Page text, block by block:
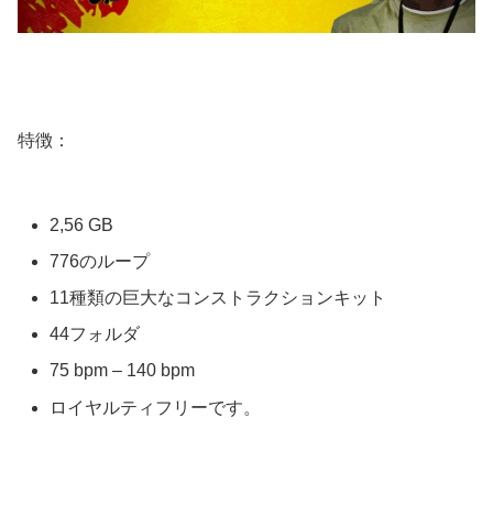
特徴：
2,56 GB
776のループ
11種類の巨大なコンストラクションキット
44フォルダ
75 bpm – 140 bpm
ロイヤルティフリーです。